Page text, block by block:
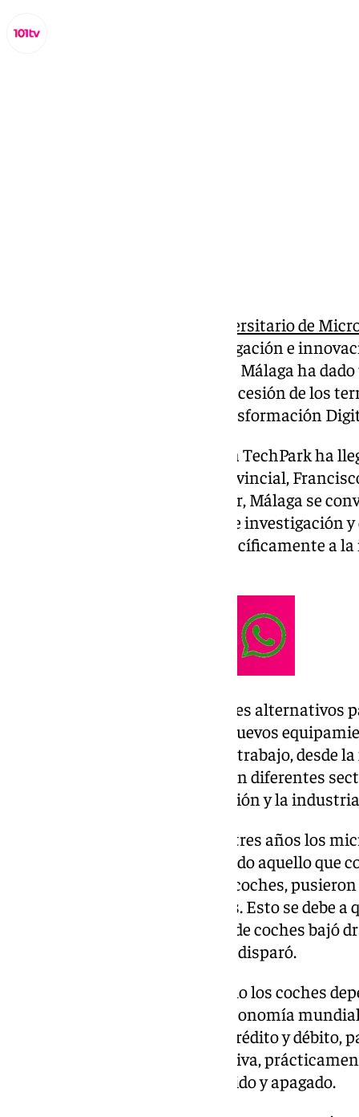
Centro Interuniversitario de
institución referente en investigación e
tecnología digital, a la ciudad de Málaga ha
Ya se ha firmado el convenio de cesión de los
Andalucía al Ministerio de Transformación
El aterrizaje del IMEC al Málaga TechPark ha
presidente de la Diputación provincial,
del año». ¿Por qué? Para empezar, Málaga se
española en acoger un centro de investigación
sede de Málaga se dedicará específicamente a
Se trabajará en buscar materiales alternativos
desarrollar nuevos procesos y nuevos
que se aborde toda la cadena de trabajo, desde
desarrollo de prototipos útiles en diferentes
como enlace entre la investigación y la
Por poner en contexto, hace ya tres años los
elementos indispensables de todo aquello que
componentes integrales de los coches,
provocando una profunda crisis. Esto se debe
un cambio radical: la demanda de coches bajó
electrónicos para entretener se disparó.
Aunque la realidad es que no solo los coches
semiconductores, sino que la economía
se usan chips para tarjetas de crédito y débito,
tu Play Station 5, etc.. En definitiva,
cuente con un botón de encendido y apagado.